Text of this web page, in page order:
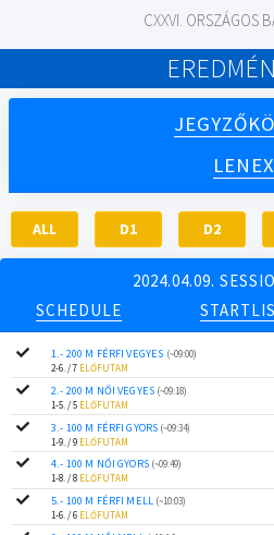
CXXVI. ORSZÁGOS
LENEX
ALL D1 D2
2024.04.09.
SCHEDULE
1.- 200 M FÉRFI VEGYES (~09:00)
2-6. / 7 ELŐFUTAM
2.- 200 M NŐI VEGYES (~09:18)
1-5. / 5 ELŐFUTAM
3.- 100 M FÉRFI GYORS (~09:34)
1-9. / 9 ELŐFUTAM
4.- 100 M NŐI GYORS (~09:49)
1-8. / 8 ELŐFUTAM
5.- 100 M FÉRFI MELL (~10:03)
1-6. / 6 ELŐFUTAM